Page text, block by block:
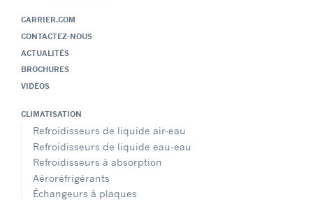
CARRIER.COM
CONTACTEZ-NOUS
ACTUALITÉS
BROCHURES
VIDÉOS
CLIMATISATION
Refroidisseurs de liquide air-eau
Refroidisseurs de liquide eau-eau
Refroidisseurs à absorption
Aéroréfrigérants
Échangeurs à plaques